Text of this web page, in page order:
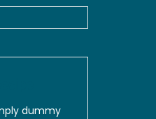
dummy